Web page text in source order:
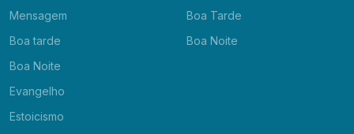
Mensagem
Boa tarde
Boa Noite
Evangelho
Estoicismo
Boa Tarde
Boa Noite